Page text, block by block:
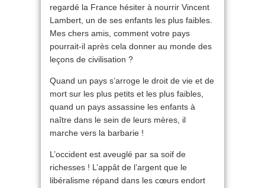
regardé la France hésiter à nourrir Vincent
Lambert, un de ses enfants les plus faibles.
Mes chers amis, comment votre pays
pourrait-il après cela donner au monde des
leçons de civilisation ?
Quand un pays s’arroge le droit de vie et de
mort sur les plus petits et les plus faibles,
quand un pays assassine les enfants à
naître dans le sein de leurs mères, il
marche vers la barbarie !
L’occident est aveuglé par sa soif de
richesses ! L’appât de l’argent que le
libéralisme répand dans les cœurs endort